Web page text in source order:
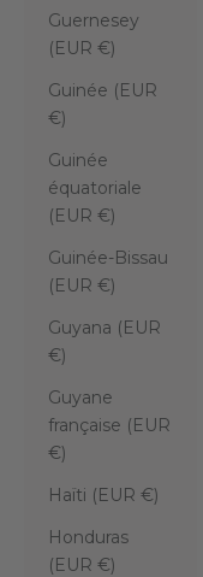
Guernesey
(EUR €)
Guinée (EUR
€)
Guinée
équatoriale
(EUR €)
Guinée-Bissau
(EUR €)
Guyana (EUR
€)
Guyane
française (EUR
€)
Haïti (EUR €)
Honduras
(EUR €)